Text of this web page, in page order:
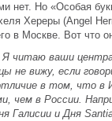
нет. Но «Особая
Хереры (Аngel
в Москве. Вот что
Я читаю ваши
не вижу, если
в том, что в
чем в России.
Галисии и Дня